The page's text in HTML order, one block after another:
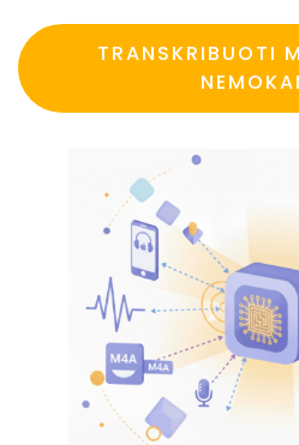
TRANSKRIBUOTI